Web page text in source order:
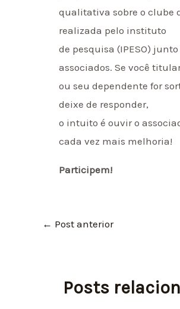
qualitativa sobre o clube
realizada pelo instituto
de pesquisa (IPESO) junto
associados. Se você
ou seu dependente for
deixe de responder,
o intuito é ouvir o
cada vez mais melhoria!
Participem!
← Post anterior
Posts